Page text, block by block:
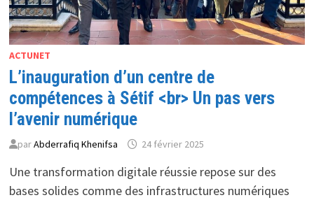
ACTUNET
L’inauguration d’un centre de
compétences à Sétif <br> Un pas vers
l’avenir numérique
parAbderrafiq Khenifsa 24 février 2025
Une transformation digitale réussie repose sur des
bases solides comme des infrastructures numériques